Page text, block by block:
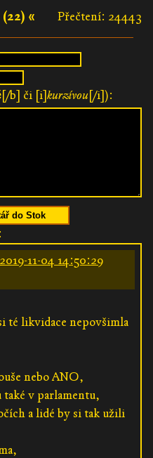
Přečtení: 24443
«
[/b] či [i]kurzívou[/i]):
do Stok
2019-11-04 14:50:29
té likvidace nepovšimla
nebo ANO,
také v parlamentu,
a lidé by si tak užili